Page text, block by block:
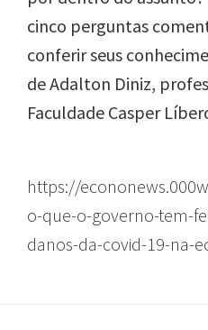
cinco perguntas
conferir seus
de Adalton Diniz,
Faculdade Casper
https://
o-que-o-governo-tem-
danos-da-covid-19-na-